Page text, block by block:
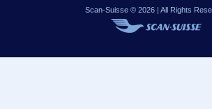
Scan-Suisse © 2026 | All Rights